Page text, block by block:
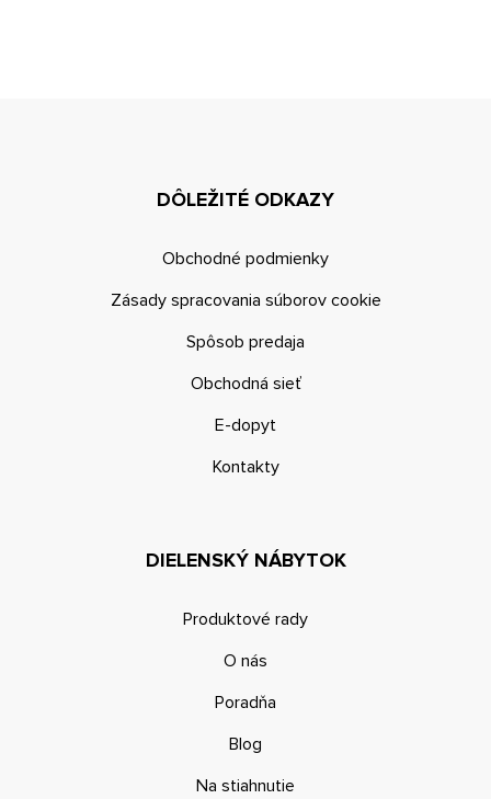
DÔLEŽITÉ ODKAZY
Obchodné podmienky
Zásady spracovania súborov cookie
Spôsob predaja
Obchodná sieť
E-dopyt
Kontakty
DIELENSKÝ NÁBYTOK
Produktové rady
O nás
Poradňa
Blog
Na stiahnutie